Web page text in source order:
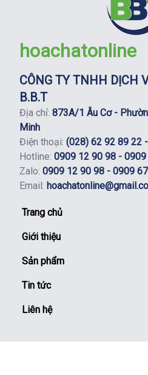
hoachatonline
CÔNG TY TNHH DỊCH
B.B.T
Địa chỉ: 873A/1 Âu Cơ -
Minh
Điện thoại: (028) 62 92 89 22
Hotline: 0909 12 90 98 -
Zalo: 0909 12 90 98 - 0909
Email:
Trang chủ
Giới thiệu
Sản phẩm
Tin tức
Liên hệ